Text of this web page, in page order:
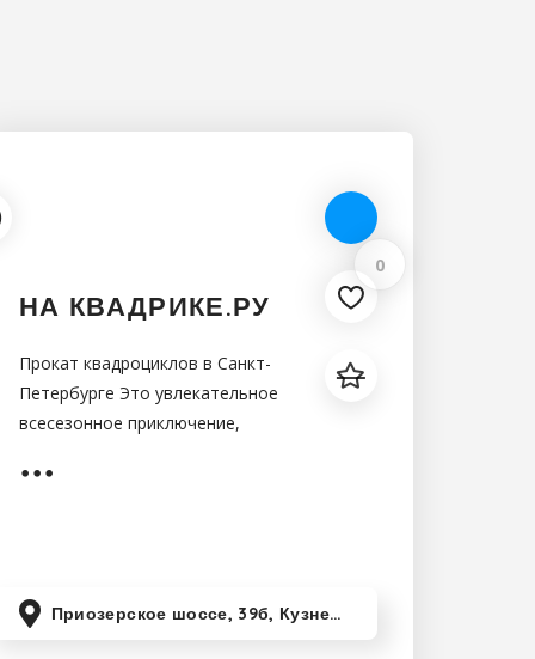
0
НА КВАДРИКЕ.РУ
Прокат квадроциклов в Санкт-
Петербурге Это увлекательное
всесезонное приключение,
весело провести время, ощутить
Приозерское шоссе, 39б, Кузнечное, Ленинградская область, Россия